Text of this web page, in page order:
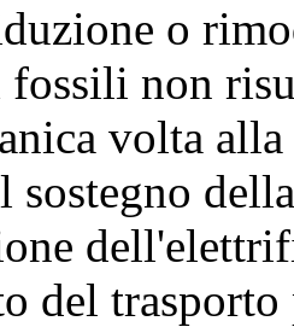
o
non
volta
sostegno
del